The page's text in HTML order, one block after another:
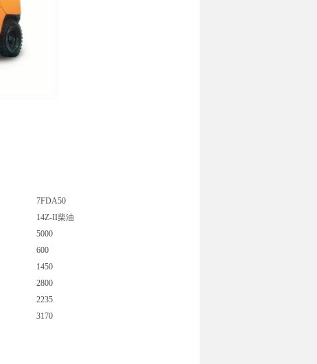
7FDA50
14Z-II柴油
5000
600
1450
2800
2235
3170